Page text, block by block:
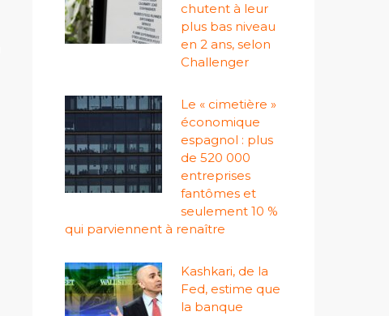
chutent à leur
plus bas niveau
en 2 ans, selon
Challenger
Le « cimetière »
économique
espagnol : plus
de 520 000
entreprises
fantômes et
seulement 10 %
qui parviennent à renaître
Kashkari, de la
Fed, estime que
la banque